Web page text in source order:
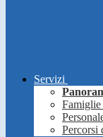
Servizi
Famiglie
Percorsi